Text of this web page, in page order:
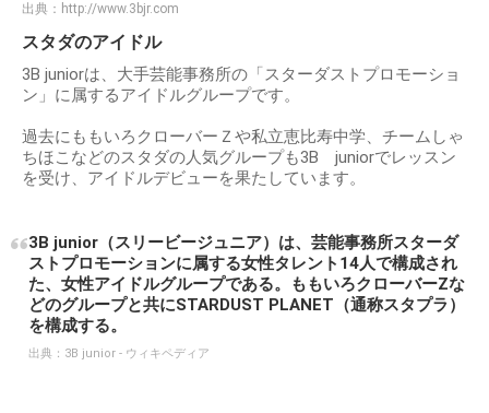
出典： http://www.3bjr.com
スタダのアイドル
3B juniorは、大手芸能事務所の「スターダストプロモーショ
ン」に属するアイドルグループです。
過去にももいろクローバーＺや私立恵比寿中学、チームしゃ
ちほこなどのスタダの人気グループも3B juniorでレッスン
を受け、アイドルデビューを果たしています。
3B junior（スリービージュニア）は、芸能事務所スターダ
ストプロモーションに属する女性タレント14人で構成され
た、女性アイドルグループである。ももいろクローバーZな
どのグループと共にSTARDUST PLANET（通称スタプラ）
を構成する。
出典： 3B junior - ウィキペディア